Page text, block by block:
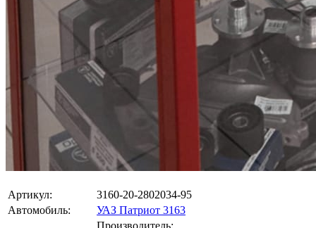
Артикул:
3160-20-2802034-95
Автомобиль:
УАЗ Патриот 3163
Производитель: